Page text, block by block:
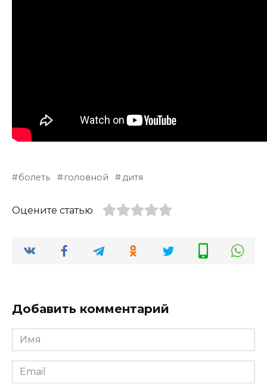
болеть головной дитя
Оцените статью
Добавить комментарий
Имя
*
Email
*